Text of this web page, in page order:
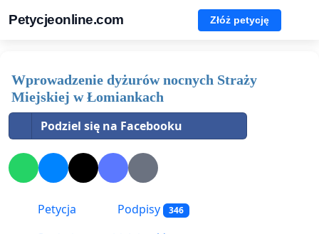
Petycjeonline.com Złóż petycję
Wprowadzenie dyżurów nocnych Straży
Miejskiej w Łomiankach
Podziel się na Facebooku
Petycja Podpisy 346